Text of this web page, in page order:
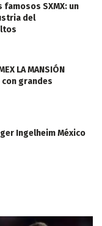
famosos SXMX: un
del
LA MANSIÓN
con grandes
Ingelheim México